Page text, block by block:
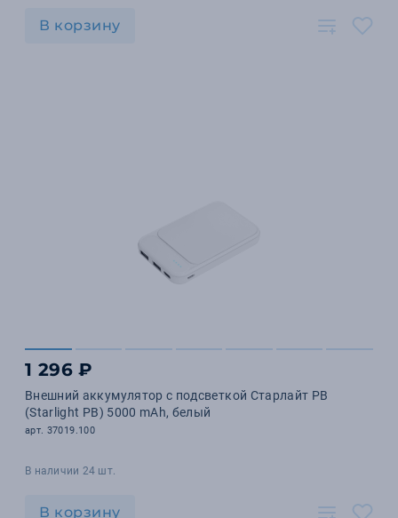
В корзину
1 296 ₽
Внешний аккумулятор с подсветкой Старлайт PB
(Starlight PB) 5000 mAh, белый
арт. 37019.100
В наличии 24 шт.
В корзину